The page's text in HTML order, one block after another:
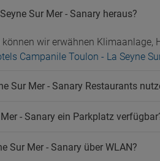
Sur Mer - Sanary heraus?
wir erwähnen
Campanile Toulon - La Seyne
Sur Mer - Sanary Restaurants
- Sanary ein Parkplatz
Sur Mer - Sanary über WLAN?